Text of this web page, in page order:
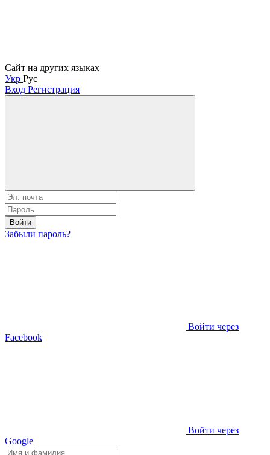
Сайт на других языках
Укр Рус
Вход Регистрация
Войти
Забыли пароль?
Войти через
Facebook
Войти через
Google